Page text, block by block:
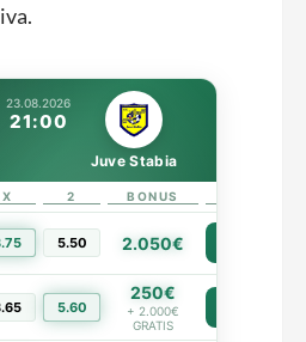
23.08.2026
21:00
Juve Stabia
X 2 BONUS
5.50 2.050€
5.60
250€
+ 2.000€
GRATIS